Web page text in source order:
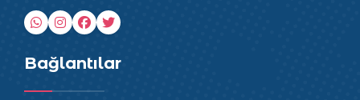
Bağlantılar